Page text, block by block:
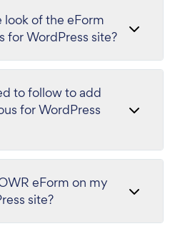
look of the eForm
for WordPress site?
to follow to add
for WordPress
eForm on my
site?